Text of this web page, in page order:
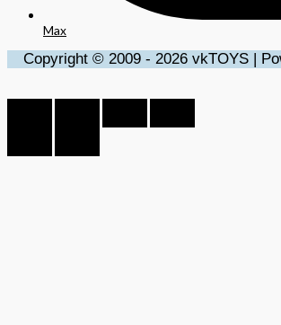
Max
Copyright © 2009 - 2026 vkTOYS |